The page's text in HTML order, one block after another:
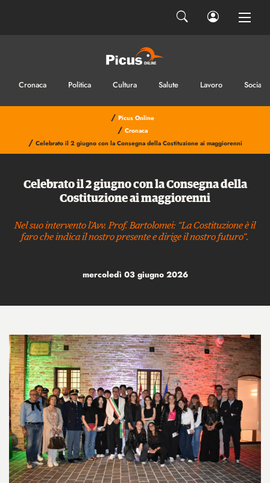
Cronaca Politica Cultura Salute Lavoro Sociale
/ Picus Online
/ Cronaca
/ Celebrato il 2 giugno con la Consegna della Costituzione ai maggiorenni
Celebrato il 2 giugno con la Consegna della
Costituzione ai maggiorenni
Nel suo intervento l’Avv. Prof. Bartolomei: “La Costituzione è il
faro che indica il nostro presente e dirige il nostro futuro”.
mercoledì 03 giugno 2026